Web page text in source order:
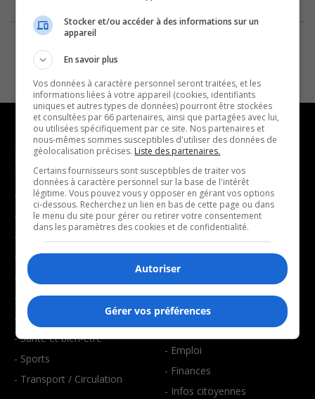
NOUVELLES
- Affaires municipales
- Communauté / Social
- Culture
- Économie
- Éducation
- Environnement
- Faits divers
- Santé et bien-être
- Sports
- Transport / Circulation
MUSIQUE
- Décompte franco
- Joué récemment
BALADOS
- Art de vivre
- Bien-être
- Emploi
- Finances
- Infos citoyennes
Stocker et/ou accéder à des informations sur un
appareil
En savoir plus
Vos données à caractère personnel seront traitées, et les
informations liées à votre appareil (cookies, identifiants
uniques et autres types de données) pourront être stockées
et consultées par 66 partenaires, ainsi que partagées avec lui,
ou utilisées spécifiquement par ce site. Nos partenaires et
nous-mêmes sommes susceptibles d'utiliser des données de
géolocalisation précises. Liste des partenaires.
Certains fournisseurs sont susceptibles de traiter vos
données à caractère personnel sur la base de l'intérêt
légitime. Vous pouvez vous y opposer en gérant vos options
ci-dessous. Recherchez un lien en bas de cette page ou dans
le menu du site pour gérer ou retirer votre consentement
dans les paramètres des cookies et de confidentialité.
Autoriser
Gérer vos préférences